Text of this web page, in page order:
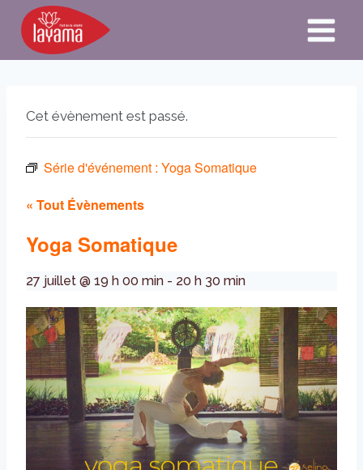
Aller
contenu
Cet évènement est passé.
Série d'événement : Yoga Somatique
« Tout Évènements
Yoga Somatique
27 juillet @ 19 h 00 min - 20 h 30 min